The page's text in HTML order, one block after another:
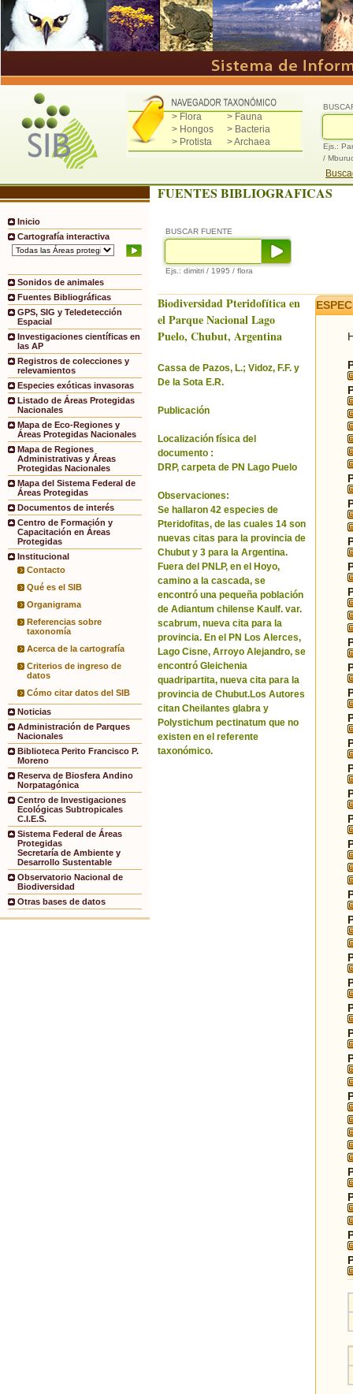
> Flora
> Fauna
> Hongos
> Bacteria
> Protista
> Archaea
Ejs.:
/
Inicio
Cartografía interactiva
Sonidos de animales
Fuentes Bibliográficas
GPS, SIG y Teledetección
Espacial
Investigaciones científicas en
las AP
Registros de colecciones y
relevamientos
Especies exóticas invasoras
Listado de Áreas Protegidas
Nacionales
Mapa de Eco-Regiones y
Áreas Protegidas Nacionales
Mapa de Regiones
Administrativas y Áreas
Protegidas Nacionales
Mapa del Sistema Federal de
Áreas Protegidas
Documentos de interés
Centro de Formación y
Capacitación en Áreas
Protegidas
Institucional
Contacto
Qué es el SIB
Organigrama
Referencias sobre
taxonomía
Acerca de la cartografía
Criterios de ingreso de
datos
Cómo citar datos del SIB
Noticias
Administración de Parques
Nacionales
Biblioteca Perito Francisco P.
Moreno
Reserva de Biosfera Andino
Norpatagónica
Centro de Investigaciones
Ecológicas Subtropicales
C.I.E.S.
Sistema Federal de Áreas
Protegidas
Secretaría de Ambiente y
Desarrollo Sustentable
Observatorio Nacional de
Biodiversidad
Otras bases de datos
FUENTES BIBLIOGRAFICAS
BUSCAR FUENTE
Ejs.: dimitri / 1995 / flora
Biodiversidad Pteridofítica en
el Parque Nacional Lago
Puelo, Chubut, Argentina
Cassa de Pazos, L.; Vidoz, F.F. y
De la Sota E.R.
Publicación
Localización física del
documento :
DRP, carpeta de PN Lago Puelo
Observaciones:
Se hallaron 42 especies de
Pteridofitas, de las cuales 14 son
nuevas citas para la provincia de
Chubut y 3 para la Argentina.
Fuera del PNLP, en el Hoyo,
camino a la cascada, se
encontró una pequeña población
de Adiantum chilense Kaulf. var.
scabrum, nueva cita para la
provincia. En el PN Los Alerces,
Lago Cisne, Arroyo Alejandro, se
encontró Gleichenia
quadripartita, nueva cita para la
provincia de Chubut.Los Autores
citan Cheilantes glabra y
Polystichum pectinatum que no
existen en el referente
taxonómico.